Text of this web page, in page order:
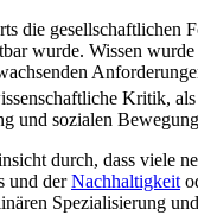
die gesellschaftlichen
wurde. Wissen
Kritik,
und sozialen
durch, dass viele
und derNachhaltigkeit
Spezialisierung